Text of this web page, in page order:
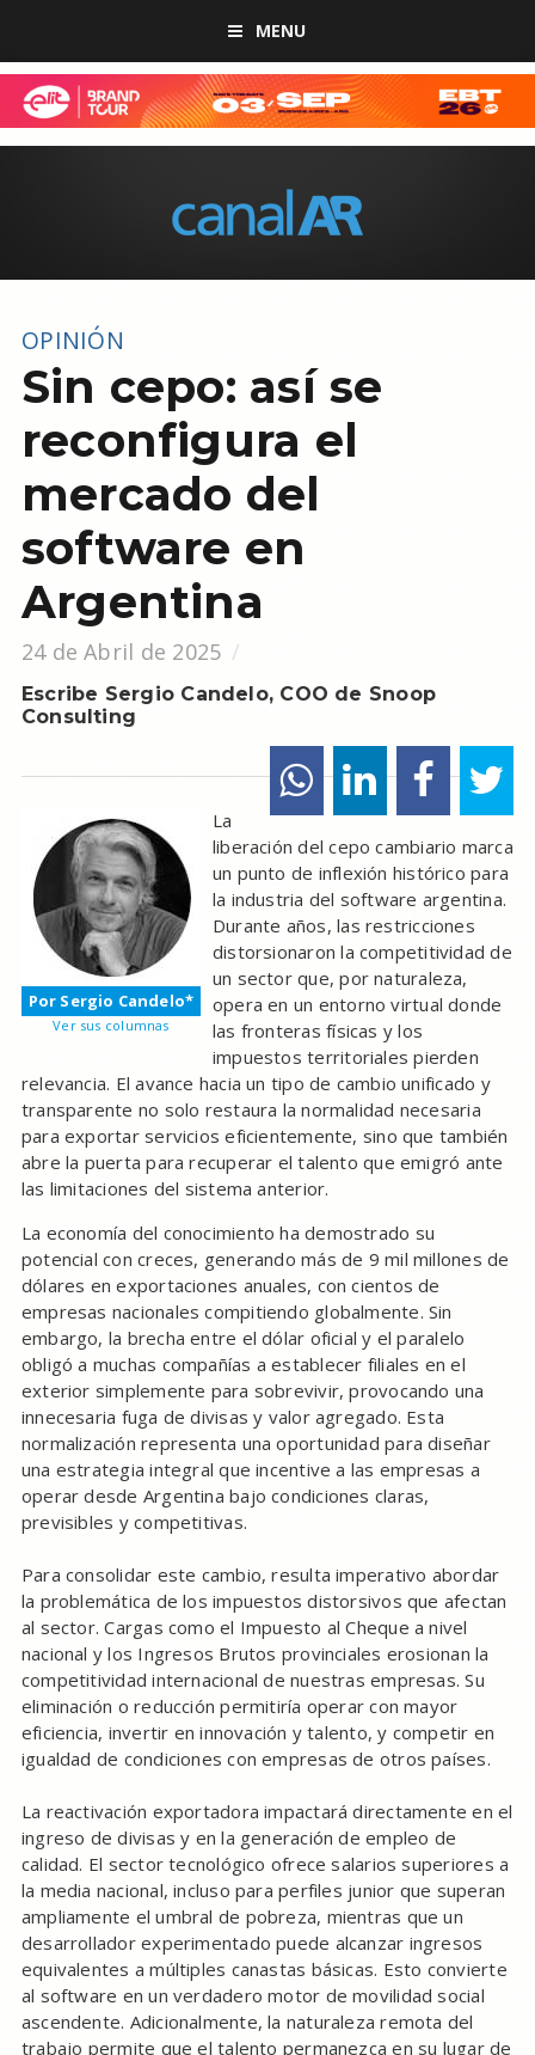
MENU
OPINIÓN
Sin cepo: así se
reconfigura el
mercado del
software en
Argentina
24 de Abril de 2025
Escribe Sergio Candelo, COO de Snoop
Consulting
Por Sergio Candelo*
Ver sus columnas
La
liberación del cepo cambiario marca
un punto de inflexión histórico para
la industria del software argentina.
Durante años, las restricciones
distorsionaron la competitividad de
un sector que, por naturaleza,
opera en un entorno virtual donde
las fronteras físicas y los
impuestos territoriales pierden
relevancia. El avance hacia un tipo de cambio unificado y
transparente no solo restaura la normalidad necesaria
para exportar servicios eficientemente, sino que también
abre la puerta para recuperar el talento que emigró ante
las limitaciones del sistema anterior.
La economía del conocimiento ha demostrado su
potencial con creces, generando más de 9 mil millones de
dólares en exportaciones anuales, con cientos de
empresas nacionales compitiendo globalmente. Sin
embargo, la brecha entre el dólar oficial y el paralelo
obligó a muchas compañías a establecer filiales en el
exterior simplemente para sobrevivir, provocando una
innecesaria fuga de divisas y valor agregado. Esta
normalización representa una oportunidad para diseñar
una estrategia integral que incentive a las empresas a
operar desde Argentina bajo condiciones claras,
previsibles y competitivas.
Para consolidar este cambio, resulta imperativo abordar
la problemática de los impuestos distorsivos que afectan
al sector. Cargas como el Impuesto al Cheque a nivel
nacional y los Ingresos Brutos provinciales erosionan la
competitividad internacional de nuestras empresas. Su
eliminación o reducción permitiría operar con mayor
eficiencia, invertir en innovación y talento, y competir en
igualdad de condiciones con empresas de otros países.
La reactivación exportadora impactará directamente en el
ingreso de divisas y en la generación de empleo de
calidad. El sector tecnológico ofrece salarios superiores a
la media nacional, incluso para perfiles junior que superan
ampliamente el umbral de pobreza, mientras que un
desarrollador experimentado puede alcanzar ingresos
equivalentes a múltiples canastas básicas. Esto convierte
al software en un verdadero motor de movilidad social
ascendente. Adicionalmente, la naturaleza remota del
trabajo permite que el talento permanezca en su lugar de